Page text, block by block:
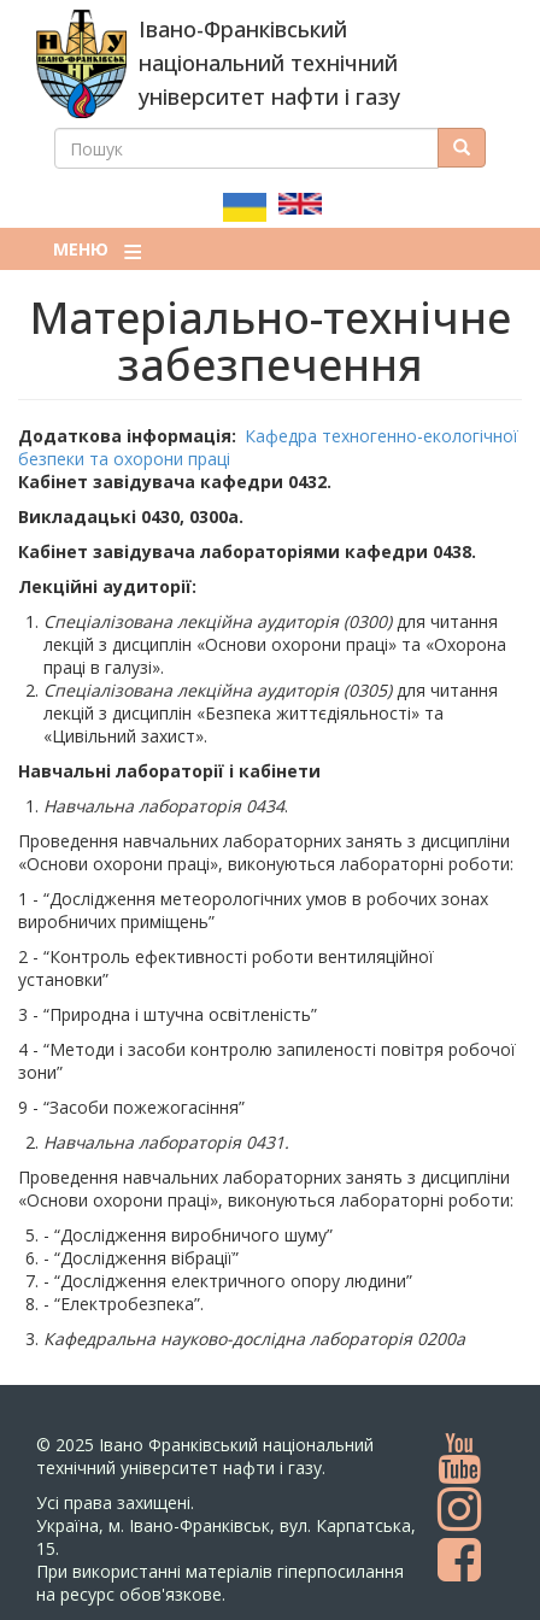
основного
вмісту
Івано-Франківський
національний технічний
університет нафти і газу
ПОШУКОВА
ПОШУК Пошук
МЕНЮ
Матеріально-технічне
забезпечення
Додаткова інформація
Кафедра техногенно-екологічної
безпеки та охорони праці
Кабінет завідувача кафедри 0432.
Викладацькі 0430, 0300а.
Кабінет завідувача лабораторіями кафедри 0438.
Лекційні аудиторії:
Спеціалізована лекційна аудиторія (0300)для читання
лекцій з дисциплін «Основи охорони праці» та «Охорона
праці в галузі».
Спеціалізована лекційна аудиторія (0305)для читання
лекцій з дисциплін «Безпека життєдіяльності» та
«Цивільний захист».
Навчальні лабораторії і кабінети
Навчальна лабораторія 0434.
Проведення навчальних лабораторних занять з дисципліни
«Основи охорони праці», виконуються лабораторні роботи:
1 - “Дослідження метеорологічних умов в робочих зонах
виробничих приміщень”
2 - “Контроль ефективності роботи вентиляційної
установки”
3 - “Природна і штучна освітленість”
4 - “Методи і засоби контролю запиленості повітря робочої
зони”
9 - “Засоби пожежогасіння”
Навчальна лабораторія 0431.
Проведення навчальних лабораторних занять з дисципліни
«Основи охорони праці», виконуються лабораторні роботи:
- “Дослідження виробничого шуму”
- “Дослідження вібрації”
- “Дослідження електричного опору людини”
- “Електробезпека”.
Кафедральна науково-дослідна лабораторія 0200а
© 2025 Івано Франківський національний
технічний університет нафти і газу.
Усi права захищенi.
Україна, м. Івано-Франківськ, вул. Карпатська,
15.
При використанні матеріалів гіперпосилання
на ресурс обов'язкове.